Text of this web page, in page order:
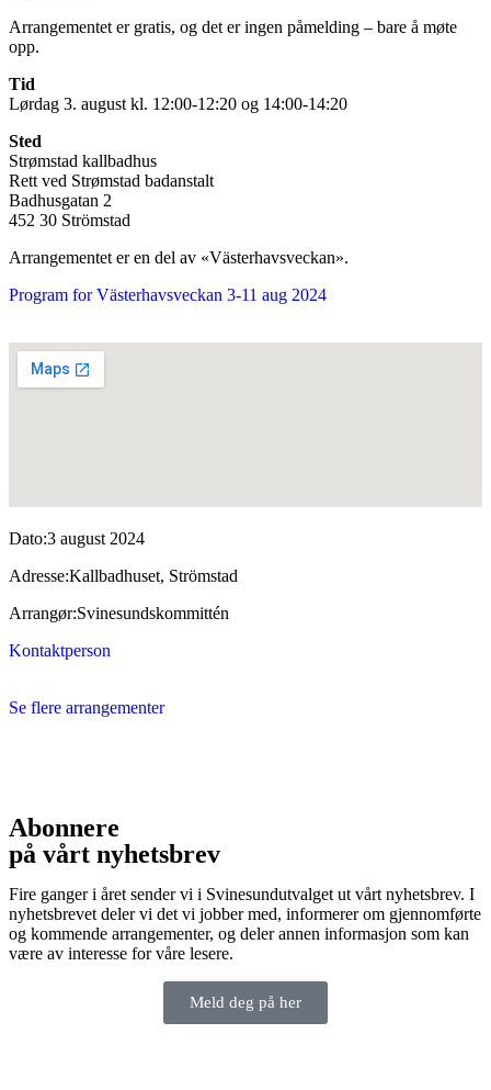
Arrangementet er gratis, og det er ingen påmelding – bare å møte
opp.
Tid
Lørdag 3. august kl. 12:00-12:20 og 14:00-14:20
Sted
Strømstad kallbadhus
Rett ved Strømstad badanstalt
Badhusgatan 2
452 30 Strömstad
Arrangementet er en del av «Västerhavsveckan».
Program for Västerhavsveckan 3-11 aug 2024
Dato:3 august 2024
Adresse:Kallbadhuset, Strömstad
Arrangør:Svinesundskommittén
Kontaktperson
Se flere arrangementer
Abonnere
på vårt nyhetsbrev
Fire ganger i året sender vi i Svinesundutvalget ut vårt nyhetsbrev. I
nyhetsbrevet deler vi det vi jobber med, informerer om gjennomførte
og kommende arrangementer, og deler annen informasjon som kan
være av interesse for våre lesere.
Meld deg på her